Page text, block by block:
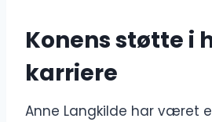
Konens støtte i
karriere
Anne Langkilde har været